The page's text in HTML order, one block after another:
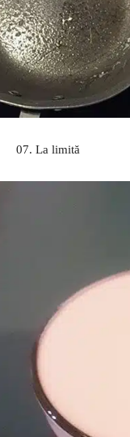
07. La limită